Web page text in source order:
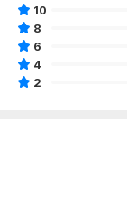
10
8
6
4
2